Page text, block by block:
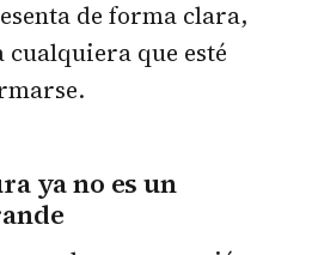
de forma clara,
que esté
ya no es un